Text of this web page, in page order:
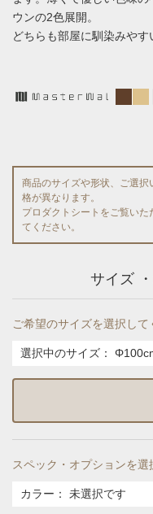
ウンの2色展開。
どちらも部屋に馴染みやす
商品のサイズや形状、ご選
格が異なります。
プロダクトシートをご覧い
てください。
サイズ
ご希望のサイズを選択して
選択中のサイズ：
スペック・オプションを選
カラー ： 未選択です